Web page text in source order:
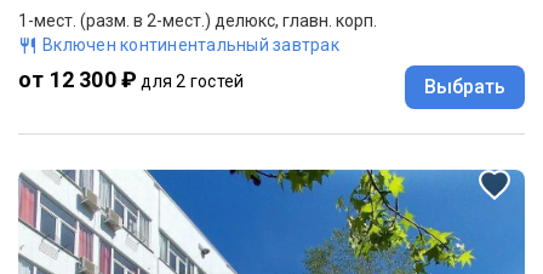
1-мест. (разм. в 2-мест.) делюкс, главн. корп.
Включен континентальный завтрак
от 12 300 ₽ для 2 гостей Выбрать